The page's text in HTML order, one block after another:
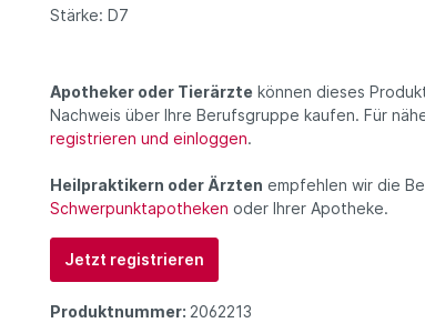
Stärke: D7
Apotheker oder Tierärzte können dieses
Nachweis über Ihre Berufsgruppe kaufen. Für
registrieren und einloggen.
Heilpraktikern oder Ärzten empfehlen wir die
Schwerpunktapotheken oder Ihrer Apotheke.
Jetzt registrieren
Produktnummer: 2062213